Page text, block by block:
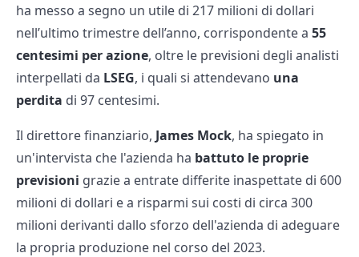
ha messo a segno un utile di 217 milioni di dollari
nell’ultimo trimestre dell’anno, corrispondente a 55
centesimi per azione, oltre le previsioni degli analisti
interpellati da LSEG, i quali si attendevano una
perdita di 97 centesimi.
Il direttore finanziario, James Mock, ha spiegato in
un'intervista che l'azienda ha battuto le proprie
previsioni grazie a entrate differite inaspettate di 600
milioni di dollari e a risparmi sui costi di circa 300
milioni derivanti dallo sforzo dell'azienda di adeguare
la propria produzione nel corso del 2023.